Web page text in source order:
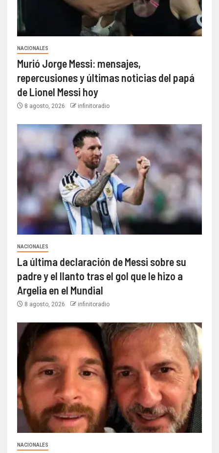
NACIONALES
Murió Jorge Messi: mensajes,
repercusiones y últimas noticias del papá
de Lionel Messi hoy
8 agosto, 2026 infinitoradio
NACIONALES
La última declaración de Messi sobre su
padre y el llanto tras el gol que le hizo a
Argelia en el Mundial
8 agosto, 2026 infinitoradio
NACIONALES